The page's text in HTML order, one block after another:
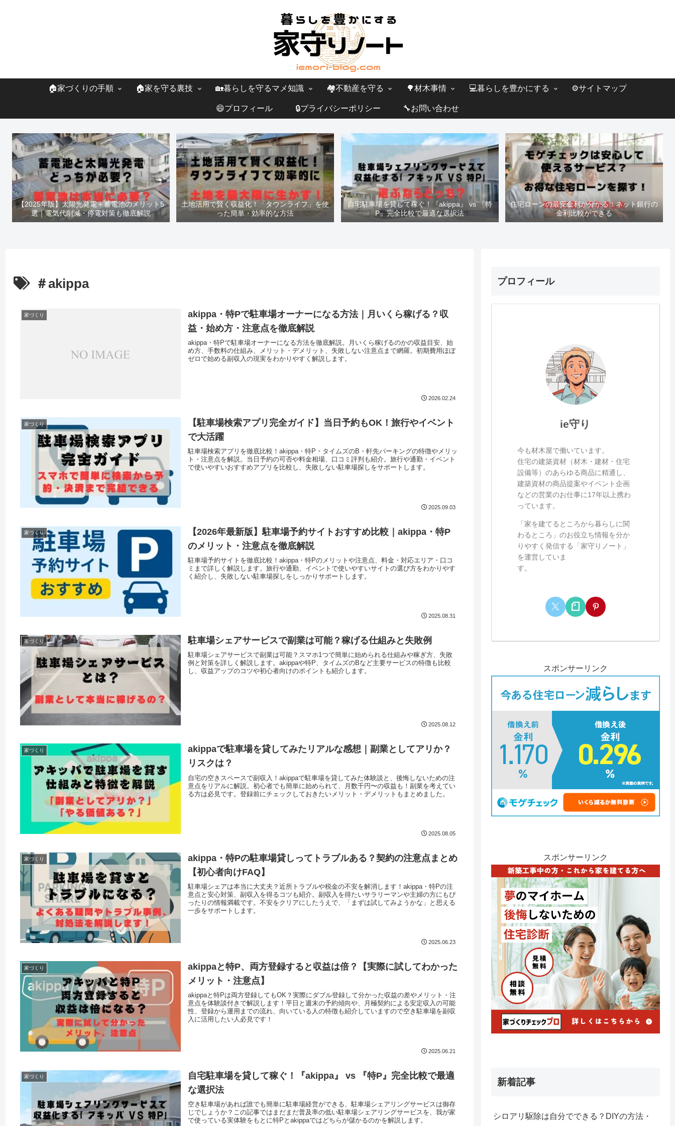
🏠家づくりの手順 🏠家を守る裏技 🏡暮らしを守るマメ知識 🏘️不動産を守る 🌳材木事情 💻暮らしを豊かにする ⚙️サイトマップ
😄プロフィール 🔒プライバシーポリシー 🔧お問い合わせ
【2025年版】太陽光発電＋蓄電池のメリット5
選｜電気代削減・停電対策も徹底解説
土地活用で賢く収益化！「タウンライフ」を使
った簡単・効率的な方法
自宅駐車場を貸して稼ぐ！『akippa』 vs 『特
P』完全比較で最適な選択法
住宅ローンの最安金利が分かる！ネット銀行の
金利比較ができる
＃akippa
家づくり
akippa・特Pで駐車場オーナーになる方法｜月いくら稼げる？収
益・始め方・注意点を徹底解説
akippa・特Pで駐車場オーナーになる方法を徹底解説。月いくら稼げるのかの収益目安、始
め方、手数料の仕組み、メリット・デメリット、失敗しない注意点まで網羅。初期費用ほぼ
ゼロで始める副収入の現実をわかりやすく解説します。
2026.02.24
家づくり
【駐車場検索アプリ完全ガイド】当日予約もOK！旅行やイベント
で大活躍
駐車場検索アプリを徹底比較！akippa・特P・タイムズのB・軒先パーキングの特徴やメリッ
ト・注意点を解説。当日予約の可否や料金相場、口コミ評判も紹介。旅行や通勤・イベント
で使いやすいおすすめアプリを比較し、失敗しない駐車場探しをサポートします。
2025.09.03
家づくり
【2026年最新版】駐車場予約サイトおすすめ比較｜akippa・特P
のメリット・注意点を徹底解説
駐車場予約サイトを徹底比較！akippa・特Pのメリットや注意点、料金・対応エリア・口コ
ミまで詳しく解説します。旅行や通勤、イベントで使いやすいサイトの選び方をわかりやす
く紹介し、失敗しない駐車場探しをしっかりサポートします。
2025.08.31
家づくり 駐車場シェアサービスで副業は可能？稼げる仕組みと失敗例
駐車場シェアサービスで副業は可能？スマホ1つで簡単に始められる仕組みや稼ぎ方、失敗
例と対策を詳しく解説します。akippaや特P、タイムズのBなど主要サービスの特徴も比較
し、収益アップのコツや初心者向けのポイントも紹介します。
2025.08.12
家づくり
akippaで駐車場を貸してみたリアルな感想｜副業としてアリか？
リスクは？
自宅の空きスペースで副収入！akippaで駐車場を貸してみた体験談と、後悔しないための注
意点をリアルに解説。初心者でも簡単に始められて、月数千円〜の収益も！副業を考えてい
る方は必見です。登録前にチェックしておきたいメリット・デメリットもまとめました。
2025.08.05
家づくり
akippa・特Pの駐車場貸しってトラブルある？契約の注意点まとめ
【初心者向けFAQ】
駐車場シェアは本当に大丈夫？近所トラブルや税金の不安を解消します！akippa・特Pの注
意点と安心対策、副収入を得るコツも紹介。副収入を得たいサラリーマンや主婦の方にもぴ
ったりの情報満載です。不安をクリアにしたうえで、「まずは試してみようかな」と思える
一歩をサポートします。
2025.06.23
家づくり
akippaと特P、両方登録すると収益は倍？【実際に試してわかった
メリット・注意点】
akippaと特Pは両方登録してもOK？実際にダブル登録して分かった収益の差やメリット・注
意点を体験談付きで解説します！平日と週末の予約傾向や、月極契約による安定収入の可能
性、登録から運用までの流れ、向いている人の特徴も紹介していますので空き駐車場を副収
入に活用したい人必見です！
2025.06.21
家づくり
自宅駐車場を貸して稼ぐ！『akippa』 vs 『特P』完全比較で最適
な選択法
空き駐車場があれば誰でも簡単に駐車場経営ができる、駐車場シェアリングサービスは御存
じでしょうか？この記事ではまだまだ普及率の低い駐車場シェアリングサービスを、我が家
で使っている実体験をもとに特Pとakippaではどちらが儲かるのかを解説します。
プロフィール
ie守り
今も材木屋で働いています。
住宅の建築資材（材木・建材・住宅
設備等）のあらゆる商品に精通し、
建築資材の商品提案やイベント企画
などの営業のお仕事に17年以上携わ
っています。
「家を建てるところから暮らしに関
わるところ」のお役立ち情報を分か
りやすく発信する「家守りノート」
を運営していま
す。
スポンサーリンク
スポンサーリンク
新着記事
シロアリ駆除は自分でできる？DIYの方法・